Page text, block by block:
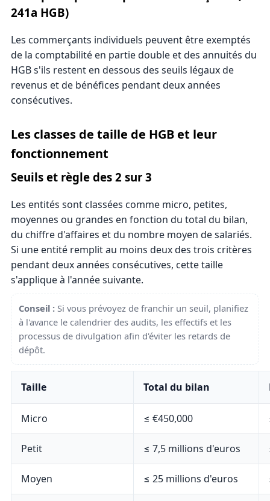
241a HGB)
Les commerçants individuels peuvent être exemptés
de la comptabilité en partie double et des annuités du
HGB s'ils restent en dessous des seuils légaux de
revenus et de bénéfices pendant deux années
consécutives.
Les classes de taille de HGB et leur
fonctionnement
Seuils et règle des 2 sur 3
Les entités sont classées comme micro, petites,
moyennes ou grandes en fonction du total du bilan,
du chiffre d'affaires et du nombre moyen de salariés.
Si une entité remplit au moins deux des trois critères
pendant deux années consécutives, cette taille
s'applique à l'année suivante.
Conseil : Si vous prévoyez de franchir un seuil, planifiez
à l'avance le calendrier des audits, les effectifs et les
processus de divulgation afin d'éviter les retards de
dépôt.
Taille Total du bilan
Micro ≤ €450,000
Petit ≤ 7,5 millions d'euros
Moyen ≤ 25 millions d'euros